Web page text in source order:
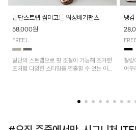
밑단스트랩 썸머코튼 워싱배기팬츠
58,000원
FREE,L
밑단의 스트랩으로 핏 조절이 가능해 조거팬
츠처럼 다양한 스타일을 연출할 수 있는 아
냉
FREE
찰랑
어우